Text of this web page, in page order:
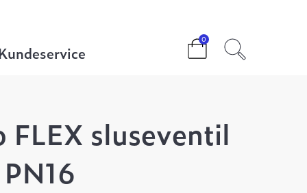
0
FLEX sluseventil